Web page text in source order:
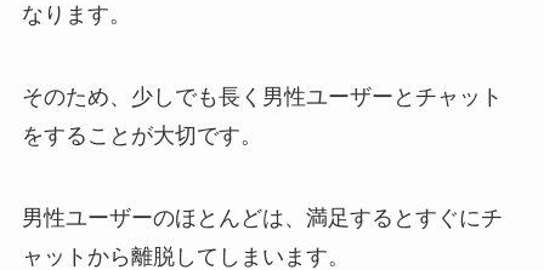
なります。
そのため、少しでも長く男性ユーザーとチャット
をすることが大切です。
男性ユーザーのほとんどは、満足するとすぐにチ
ャットから離脱してしまいます。